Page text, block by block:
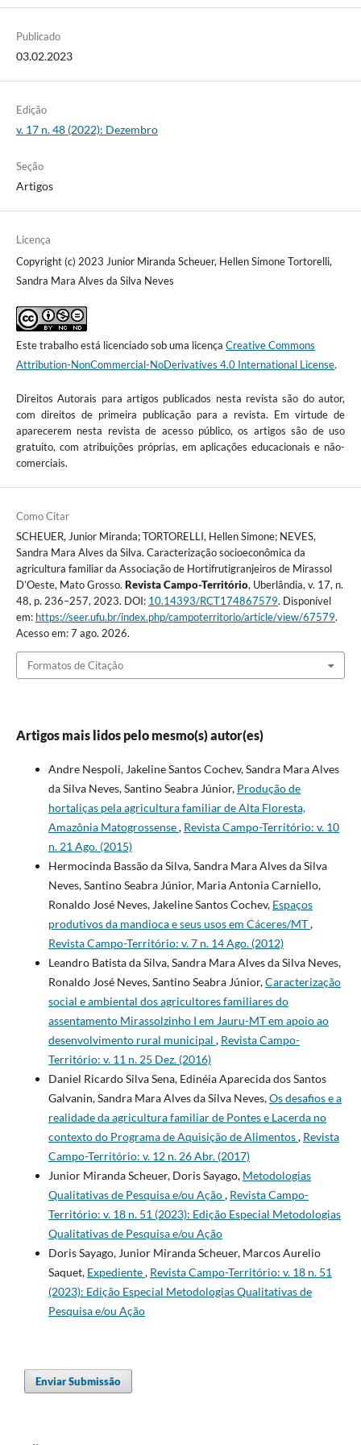
Publicado
03.02.2023
Edição
v. 17 n. 48 (2022): Dezembro
Seção
Artigos
Licença
Copyright (c) 2023 Junior Miranda Scheuer, Hellen Simone Tortorelli,
Sandra Mara Alves da Silva Neves
Este trabalho está licenciado sob uma licença Creative Commons
Attribution-NonCommercial-NoDerivatives 4.0 International License.
Direitos Autorais para artigos publicados nesta revista são do autor,
com direitos de primeira publicação para a revista. Em virtude de
aparecerem nesta revista de acesso público, os artigos são de uso
gratuito, com atribuições próprias, em aplicações educacionais e não-
comerciais.
Como Citar
SCHEUER, Junior Miranda; TORTORELLI, Hellen Simone; NEVES,
Sandra Mara Alves da Silva. Caracterização socioeconômica da
agricultura familiar da Associação de Hortifrutigranjeiros de Mirassol
D’Oeste, Mato Grosso. Revista Campo-Território, Uberlândia, v. 17, n.
48, p. 236–257, 2023. DOI: 10.14393/RCT174867579. Disponível
em: https://seer.ufu.br/index.php/campoterritorio/article/view/67579.
Acesso em: 7 ago. 2026.
Formatos de Citação
Artigos mais lidos pelo mesmo(s) autor(es)
Andre Nespoli, Jakeline Santos Cochev, Sandra Mara Alves
da Silva Neves, Santino Seabra Júnior, Produção de
hortaliças pela agricultura familiar de Alta Floresta,
Amazônia Matogrossense, Revista Campo-Território: v. 10
n. 21 Ago. (2015)
Hermocinda Bassão da Silva, Sandra Mara Alves da Silva
Neves, Santino Seabra Júnior, Maria Antonia Carniello,
Ronaldo José Neves, Jakeline Santos Cochev, Espaços
produtivos da mandioca e seus usos em Cáceres/MT,
Revista Campo-Território: v. 7 n. 14 Ago. (2012)
Leandro Batista da Silva, Sandra Mara Alves da Silva Neves,
Ronaldo José Neves, Santino Seabra Júnior,Caracterização
social e ambiental dos agricultores familiares do
assentamento Mirassolzinho I em Jauru-MT em apoio ao
desenvolvimento rural municipal , Revista Campo-
Território: v. 11 n. 25 Dez. (2016)
Daniel Ricardo Silva Sena, Edinéia Aparecida dos Santos
Galvanin, Sandra Mara Alves da Silva Neves,Os desafios e a
realidade da agricultura familiar de Pontes e Lacerda no
contexto do Programa de Aquisição de Alimentos, Revista
Campo-Território: v. 12 n. 26 Abr. (2017)
Junior Miranda Scheuer, Doris Sayago, Metodologias
Qualitativas de Pesquisa e/ou Ação, Revista Campo-
Território: v. 18 n. 51 (2023): Edição Especial Metodologias
Qualitativas de Pesquisa e/ou Ação
Doris Sayago, Junior Miranda Scheuer, Marcos Aurelio
Saquet, Expediente, Revista Campo-Território: v. 18 n. 51
(2023): Edição Especial Metodologias Qualitativas de
Pesquisa e/ou Ação
Enviar Submissão